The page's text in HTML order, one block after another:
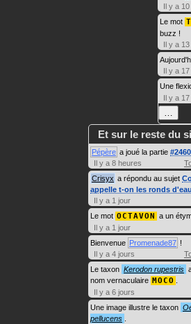
Il y a
Le mot
buzz !
Il y a
Il y a
Une
Il y a
…
Et sur le reste du
Pépère a joué la partie #2460
Il y a 8 heures
Crisyx a répondu au sujet
appelle t-on les ronds
Il y a 1 jour
Le mot OCTAVON a un
Il y a 1 jour
Bienvenue Promenade87 !
Il y a 4 jours
Le taxon Kerodon rupestris
nom vernaculaire MOCO
Il y a 6 jours
Une image illustre le taxon
pellucens